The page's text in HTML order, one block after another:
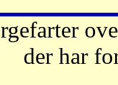
der har